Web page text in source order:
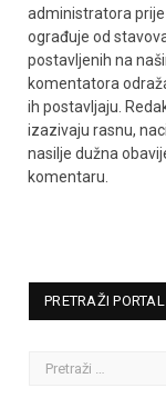
administratora
ograđuje od
postavljenih na
komentatora
ih postavljaju.
izazivaju rasnu,
nasilje dužna
komentaru.
PRETRAŽI PORTAL